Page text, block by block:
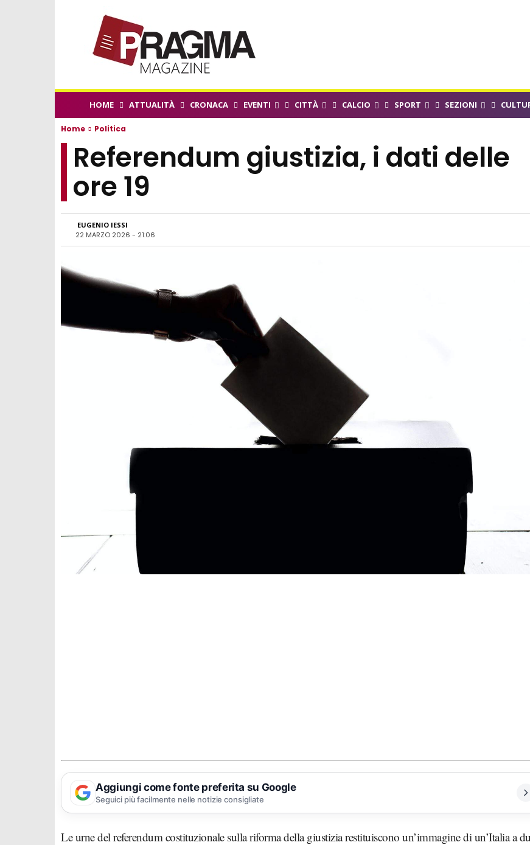
HOME ATTUALITÀ CRONACA EVENTI CITTÀ CALCIO SPORT SEZIONI
Home Politica
Referendum giustizia, i dati delle
ore 19
EUGENIO IESSI
22 MARZO 2026 - 21:06
Aggiungi come fonte preferita su Google
Seguici più facilmente nelle notizie consigliate
Le urne del referendum costituzionale sulla riforma della giustizia restituiscono un’immagine di un’Italia a